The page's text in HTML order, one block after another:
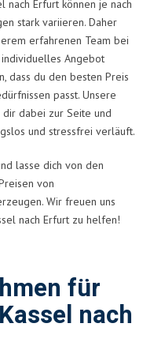
nach Erfurt können je nach
stark variieren. Daher
erfahrenen Team bei
Angebot
dass du den besten Preis
passt. Unsere
dabei zur Seite und
und stressfrei verläuft.
lasse dich von den
von
Wir freuen uns
nach Erfurt zu helfen!
für
nach